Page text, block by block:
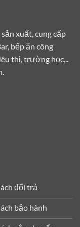
xuất, cung cấp
bếp ăn công
thị, trường học,..
đổi trả
bảo hành